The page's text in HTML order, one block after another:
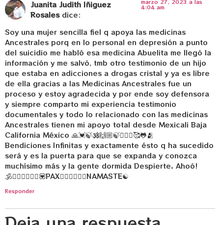
Juanita Judith Iñiguez
Rosales dice:
4:04 am
Soy una mujer sencilla fiel q apoya las medicinas
Ancestrales porq en lo personal en depresión a punto
del suicidio me habló esa medicina Abuelita me llegó la
información y me salvó, tmb otro testimonio de un hijo
que estaba en adicciones a drogas cristal y ya es libre
de ella gracias a las Medicinas Ancestrales fue un
proceso y estoy agradecida y por ende soy defensora
y siempre comparto mi experiencia testimonio
documentales y todo lo relacionado con las medicinas
Ancestrales tienen mi apoyo total desde Mexicali Baja
California México 🙏💓🍃🕉️🙌🏼🍃🧘🏼‍♀️🥰🐸🫂
Bendiciones Infinitas y exactamente ésto q ha sucedido
será y es la puerta para que se expanda y conozca
muchísimo más y la gente dormida Despierte. Ahoó!
🕉🧘🏻‍♀🧘🏼‍♂💟PAX🧘🏻‍♀🧘🏼‍♂NAMASTE☯
Responder